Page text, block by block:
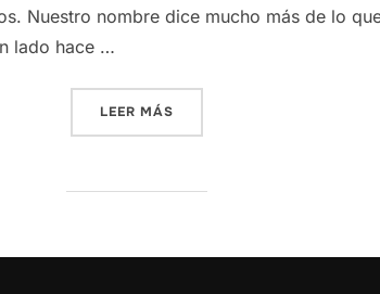
Nuestro nombre dice mucho más de lo
lado hace …
LEER MÁS